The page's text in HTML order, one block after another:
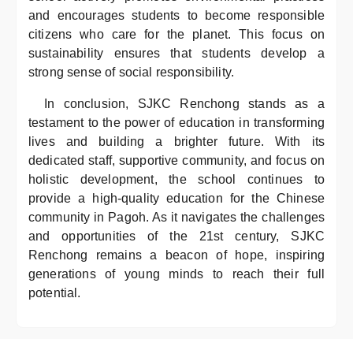
and encourages students to become responsible
citizens who care for the planet. This focus on
sustainability ensures that students develop a
strong sense of social responsibility.
In conclusion, SJKC Renchong stands as a
testament to the power of education in transforming
lives and building a brighter future. With its
dedicated staff, supportive community, and focus on
holistic development, the school continues to
provide a high-quality education for the Chinese
community in Pagoh. As it navigates the challenges
and opportunities of the 21st century, SJKC
Renchong remains a beacon of hope, inspiring
generations of young minds to reach their full
potential.